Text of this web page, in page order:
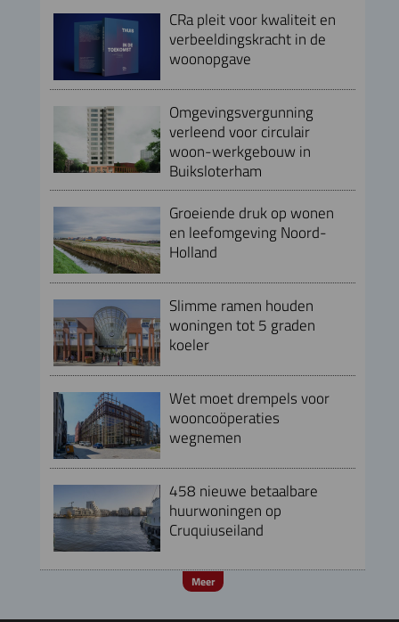
CRa pleit voor kwaliteit en
verbeeldingskracht in de
woonopgave
Omgevingsvergunning
verleend voor circulair
woon-werkgebouw in
Buiksloterham
Groeiende druk op wonen
en leefomgeving Noord-
Holland
Slimme ramen houden
woningen tot 5 graden
koeler
Wet moet drempels voor
wooncoöperaties
wegnemen
458 nieuwe betaalbare
huurwoningen op
Cruquiuseiland
Meer